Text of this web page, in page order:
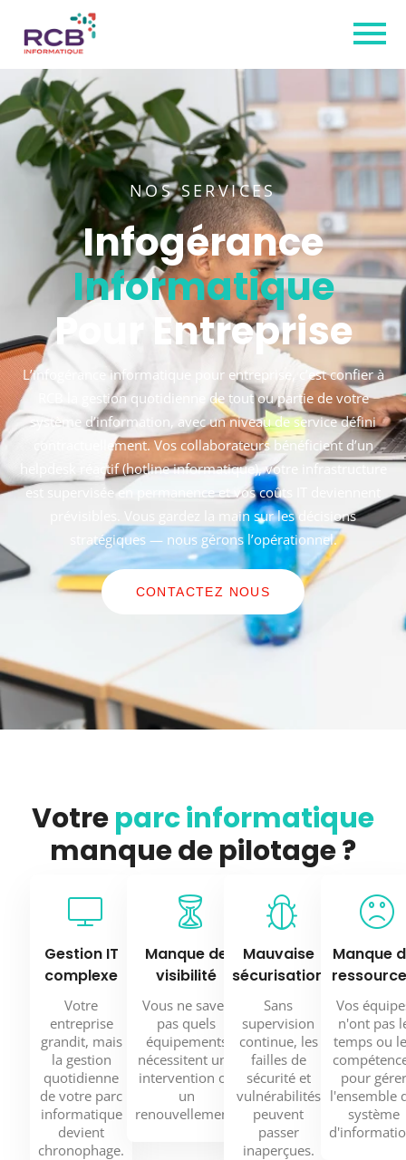
NOS SERVICES
Infogérance
Informatique
Pour Entreprise
L’infogérance informatique pour entreprise, c’est confier à
RCB la gestion quotidienne de tout ou partie de votre
système d’information, avec un niveau de service défini
contractuellement. Vos collaborateurs bénéficient d’un
helpdesk réactif (hotline informatique), votre infrastructure
est supervisée en permanence et vos coûts IT deviennent
prévisibles. Vous gardez la main sur les décisions
stratégiques — nous gérons l’opérationnel.
CONTACTEZ NOUS
Votreparc informatique
manque de pilotage ?
Gestion IT
complexe
Votre
entreprise
grandit, mais
la gestion
quotidienne
de votre parc
informatique
devient
chronophage.
Manque de
visibilité
Vous ne savez
pas quels
équipements
nécessitent une
intervention ou
un
renouvellement.
Mauvaise
sécurisation
Sans
supervision
continue, les
failles de
sécurité et
vulnérabilités
peuvent
passer
inaperçues.
Manque
Vos
n'ont pas
temps ou
pour gérer
l'ensemble
système